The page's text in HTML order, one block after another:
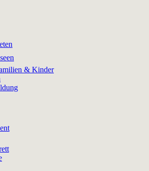
& Kinder